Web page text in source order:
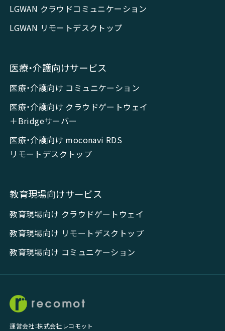
LGWAN クラウドコミュニケーション
LGWAN リモートデスクトップ
医療・介護向けサービス
医療・介護向け コミュニケーション
医療・介護向け クラウドゲートウェイ
＋Bridgeサーバー
医療・介護向け moconavi RDS
リモートデスクトップ
教育現場向けサービス
教育現場向け クラウドゲートウェイ
教育現場向け リモートデスクトップ
教育現場向け コミュニケーション
運営会社：株式会社レコモット